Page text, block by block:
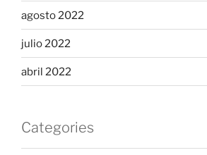
agosto 2022
julio 2022
abril 2022
Categories